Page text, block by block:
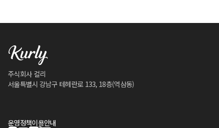
주식회사 컬리
서울특별시 강남구 테헤란로 133, 18층(역삼동)
운영정책이용안내